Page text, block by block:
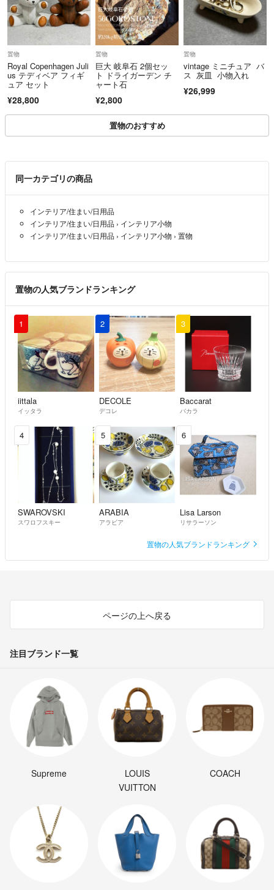
置物
Royal Copenhagen Juli
us テディベア フィギ
ュア セット
¥28,800
置物
巨大 岐阜石 2個セッ
ト ドライガーデン チ
ャート石
¥2,800
置物
vintage ミニチュア バ
ス 灰皿 小物入れ
¥26,999
置物のおすすめ
同一カテゴリの商品
インテリア/住まい/日用品
インテリア/住まい/日用品 › インテリア小物
インテリア/住まい/日用品 › インテリア小物 › 置物
置物の人気ブランドランキング
1
iittala
イッタラ
2
DECOLE
デコレ
3
Baccarat
バカラ
4
SWAROVSKI
スワロフスキー
5
ARABIA
アラビア
6
Lisa Larson
リサラーソン
置物の人気ブランドランキング
ページの上へ戻る
注目ブランド一覧
Supreme
LOUIS
VUITTON
COACH